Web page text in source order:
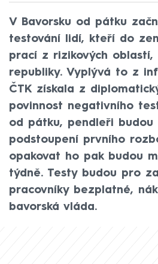
V Bavorsku od pátku
testování lidí, kteří do
prací z rizikových oblastí,
republiky. Vyplývá to z
ČTK získala z
povinnost negativního
od pátku, pendleři budou
podstoupení prvního
opakovat ho pak budou
týdně. Testy budou pro
pracovníky bezplatné,
bavorská vláda.